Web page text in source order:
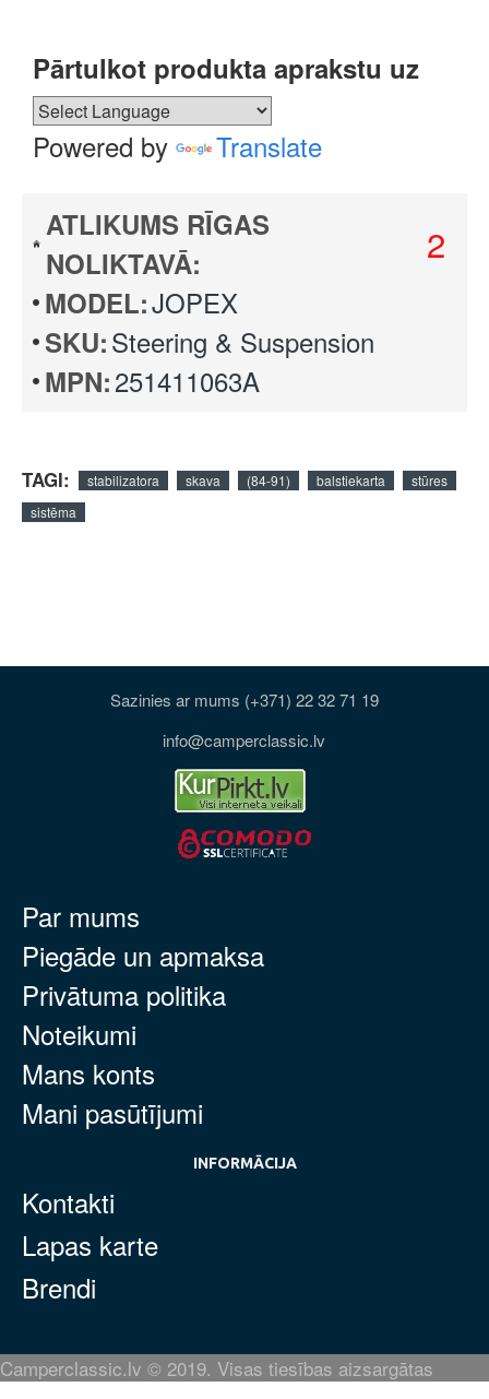
Pārtulkot produkta aprakstu uz
Powered by Translate
ATLIKUMS RĪGAS
NOLIKTAVĀ:
2
MODEL:JOPEX
SKU:Steering & Suspension
MPN:251411063A
TAGI: stabilizatora skava (84-91) balstiekarta
stūres
sistēma
Sazinies ar mums (+371) 22 32 71 19
info@camperclassic.lv
Par mums
Piegāde un apmaksa
Privātuma politika
Noteikumi
Mans konts
Mani pasūtījumi
INFORMĀCIJA
Kontakti
Lapas karte
Brendi
Camperclassic.lv © 2019. Visas tiesības aizsargātas